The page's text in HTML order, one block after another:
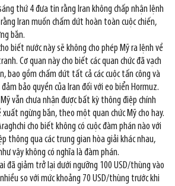
thứ 4 đưa tin rằng Iran không chấp nhận lệnh
Iran muốn chấm dứt hoàn toàn cuộc chiến,
bắn.
biết nước này sẽ không cho phép Mỹ ra lệnh về
Cơ quan này cho biết các quan chức đã vạch
bao gồm chấm dứt tất cả các cuộc tấn công và
bảo quyền của Iran đối với eo biển Hormuz.
vẫn chưa nhận được bất kỳ thông điệp chính
ngừng bắn, theo một quan chức Mỹ cho hay.
cho biết không có cuộc đàm phán nào với
thông qua các trung gian hòa giải khác nhau,
vậy không có nghĩa là đàm phán.
đã giảm trở lại dưới ngưỡng 100 USD/thùng vào
so với mức khoảng 70 USD/thùng trước khi